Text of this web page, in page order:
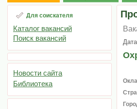
Для соискателя
Каталог вакансий
Поиск вакансий
Новости сайта
Библиотека